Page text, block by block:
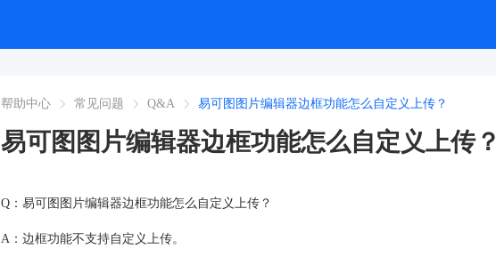
帮助中心 常见问题 Q&A 易可图图片编辑器边框功能怎么自定义上传？
易可图图片编辑器边框功能怎么自定义上传？
Q：易可图图片编辑器边框功能怎么自定义上传？
A：边框功能不支持自定义上传。